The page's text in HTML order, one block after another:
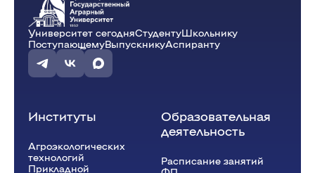
Университет сегодняСтудентуШкольнику
ПоступающемуВыпускникуАспиранту
Институты
Агроэкологических
технологий
Прикладной
Образовательная
деятельность
Расписание занятий